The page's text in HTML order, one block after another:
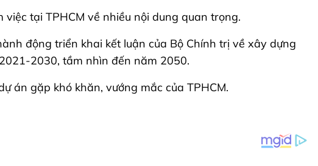
tại TPHCM về nhiều nội dung quan trọng.
động triển khai kết luận của Bộ Chính trị về xây dựng
2030, tầm nhìn đến năm 2050.
án gặp khó khăn, vướng mắc của TPHCM.